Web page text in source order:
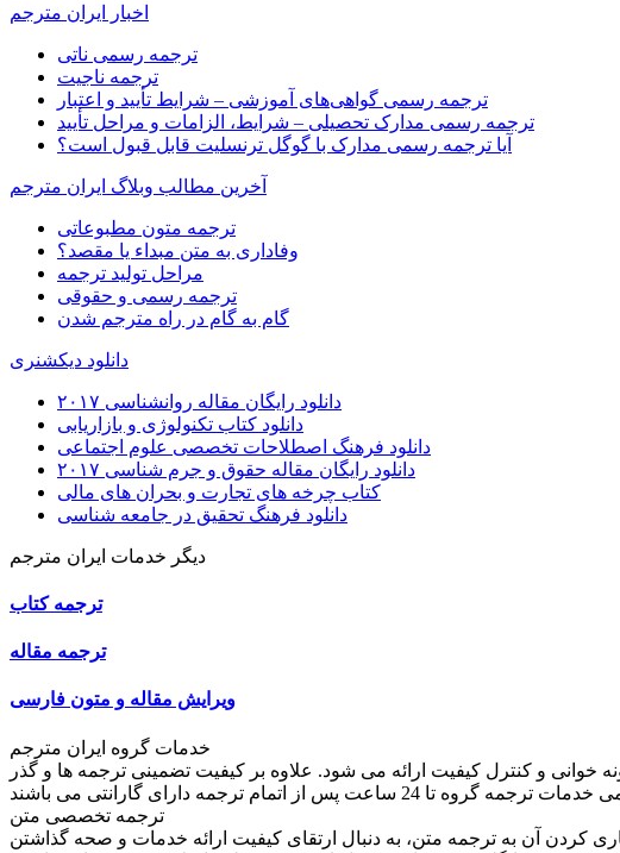
اخبار ایران مترجم
ترجمه رسمی ناتی
ترجمه ناجیت
ترجمه رسمی گواهی‌های آموزشی – شرایط تأیید و اعتبار
ترجمه رسمی مدارک تحصیلی – شرایط، الزامات و مراحل تأیید
آیا ترجمه رسمی مدارک با گوگل ترنسلیت قابل قبول است؟
آخرین مطالب وبلاگ ایران مترجم
ترجمه متون مطبوعاتی
وفاداری به متن مبداء یا مقصد؟
مراحل تولید ترجمه
ترجمه رسمی و حقوقی
گام به گام در راه مترجم شدن
دانلود دیکشنری
دانلود رایگان مقاله روانشناسی ۲۰۱۷
دانلود کتاب تکنولوژی و بازاریابی
دانلود فرهنگ اصطلاحات تخصصی علوم اجتماعی
دانلود رایگان مقاله حقوق و جرم شناسی ۲۰۱۷
کتاب چرخه های تجارت و بحران های مالی
دانلود فرهنگ تحقیق در جامعه شناسی
دیگر خدمات ایران مترجم
ترجمه کتاب
ترجمه مقاله
ویرایش مقاله و متون فارسی
خدمات گروه ایران مترجم
خوانی و کنترل کیفیت ارائه می شود. علاوه بر کیفیت تضمینی ترجمه ها و گذر
ترجمه تخصصی متن
کردن آن به ترجمه متن، به دنبال ارتقای کیفیت ارائه خدمات و صحه گذاشتن